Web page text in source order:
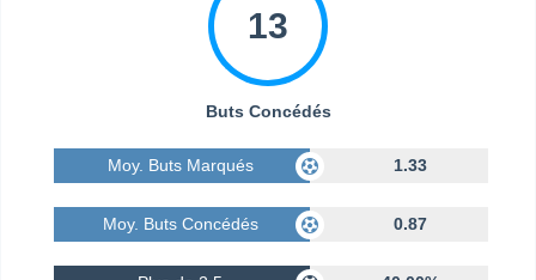
13
Buts Concédés
Moy. Buts Marqués 1.33
Moy. Buts Concédés 0.87